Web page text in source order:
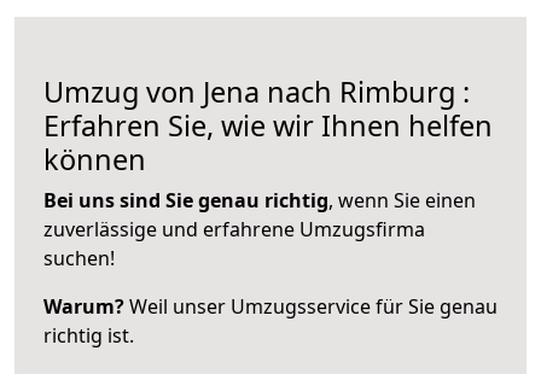
Umzug von Jena nach Rimburg :
Erfahren Sie, wie wir Ihnen helfen
können
Bei uns sind Sie genau richtig, wenn Sie einen
zuverlässige und erfahrene Umzugsfirma
suchen!
Warum?Weil unser Umzugsservice für Sie genau
richtig ist.